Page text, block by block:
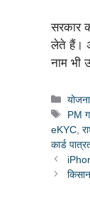
सरकार
लेते हैं।
नाम भी
Tags
PM
eKYC
कार्ड